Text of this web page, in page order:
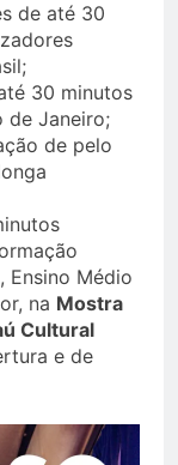
de até 30
30 minutos
de Janeiro;
de pelo
Ensino Médio
na Mostra
Cultural
e de